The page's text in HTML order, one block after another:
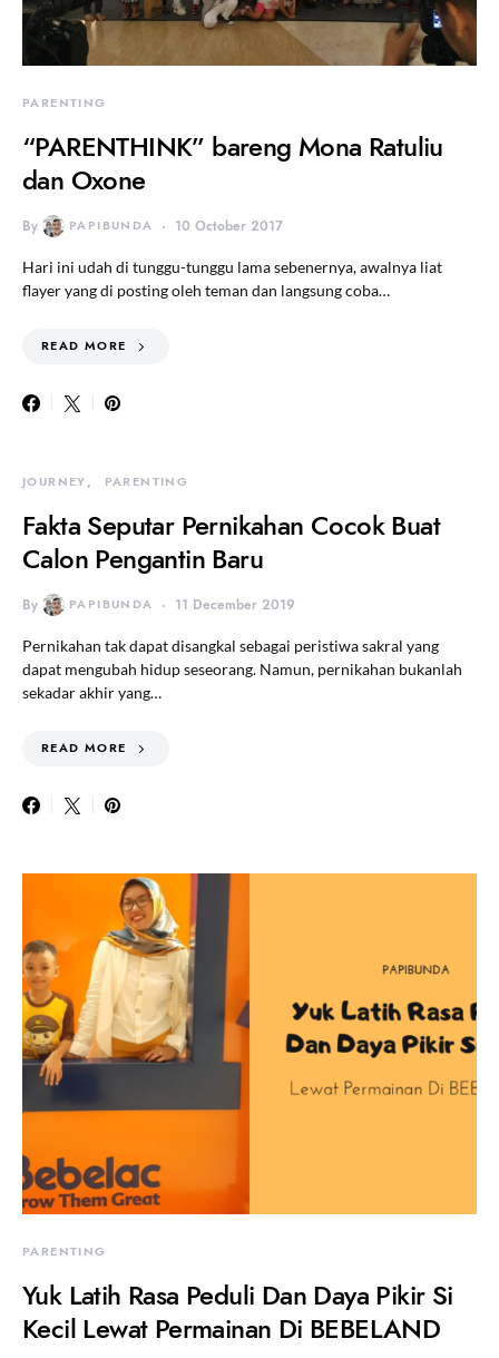
PARENTING
“PARENTHINK” bareng Mona Ratuliu
dan Oxone
By PAPIBUNDA 10 October 2017
Hari ini udah di tunggu-tunggu lama sebenernya, awalnya liat
flayer yang di posting oleh teman dan langsung coba…
READ MORE
JOURNEY PARENTING
Fakta Seputar Pernikahan Cocok Buat
Calon Pengantin Baru
By PAPIBUNDA 11 December 2019
Pernikahan tak dapat disangkal sebagai peristiwa sakral yang
dapat mengubah hidup seseorang. Namun, pernikahan bukanlah
sekadar akhir yang…
READ MORE
PARENTING
Yuk Latih Rasa Peduli Dan Daya Pikir Si
Kecil Lewat Permainan Di BEBELAND